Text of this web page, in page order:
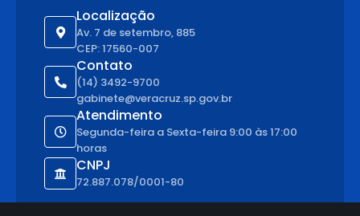
Localização
Av. 7 de setembro, 885
CEP: 17560-007
Contato
(14) 3492-9700
gabinete@veracruz.sp.gov.br
Atendimento
Segunda-feira a Sexta-feira 9:00 às 17:00
horas
CNPJ
72.887.078/0001-80